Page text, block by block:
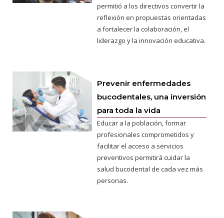
permitió a los directivos convertir la
reflexión en propuestas orientadas
a fortalecer la colaboración, el
liderazgo y la innovación educativa.
Prevenir enfermedades
bucodentales, una inversión
para toda la vida
Educar a la población, formar
profesionales comprometidos y
facilitar el acceso a servicios
preventivos permitirá cuidar la
salud bucodental de cada vez más
personas.